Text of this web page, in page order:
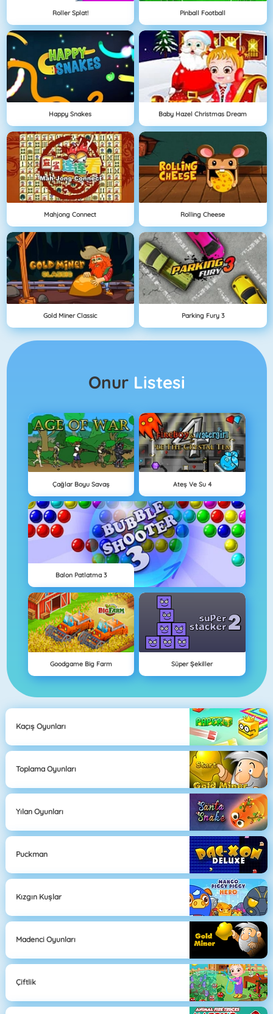
Roller Splat! Pinball Football
Happy Snakes Baby Hazel Christmas Dream
Mahjong Connect Rolling Cheese
Gold Miner Classic Parking Fury 3
Onur Listesi
Çağlar Boyu Savaş Ateş Ve Su 4
Balon Patlatma 3
Goodgame Big Farm Süper Şekiller
Kaçış Oyunları
Toplama Oyunları
Yılan Oyunları
Puckman
Kızgın Kuşlar
Madenci Oyunları
Çiftlik